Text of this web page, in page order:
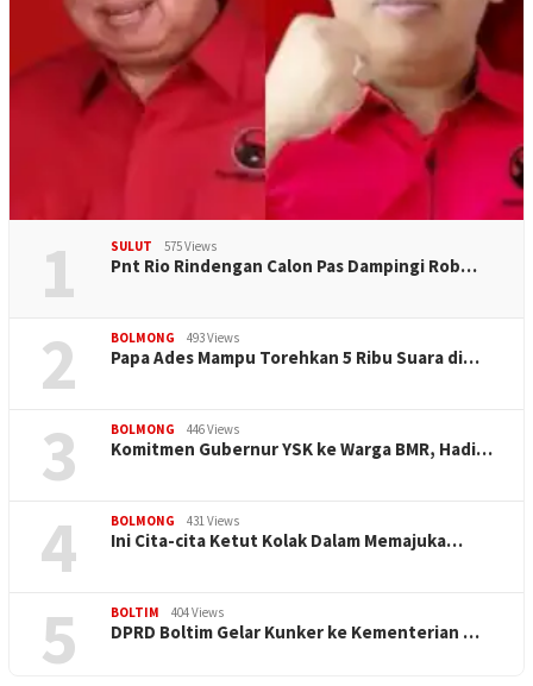
1 SULUT 575 Views
Pnt Rio Rindengan Calon Pas Dampingi Rob…
2 BOLMONG 493 Views
Papa Ades Mampu Torehkan 5 Ribu Suara di…
3 BOLMONG 446 Views
Komitmen Gubernur YSK ke Warga BMR, Hadi…
4 BOLMONG 431 Views
Ini Cita-cita Ketut Kolak Dalam Memajuka…
5 BOLTIM 404 Views
DPRD Boltim Gelar Kunker ke Kementerian …